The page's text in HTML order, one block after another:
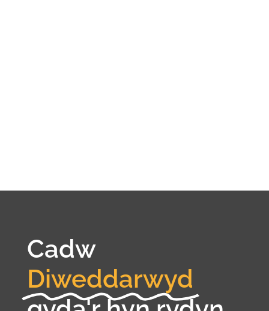
Cadw
Diweddarwyd